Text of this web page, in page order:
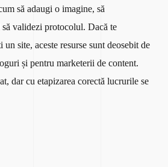
să adaugi o imagine, să
validezi protocolul. Dacă te
un site, aceste resurse sunt deosebit de
și pentru marketerii de content.
dar cu etapizarea corectă lucrurile se